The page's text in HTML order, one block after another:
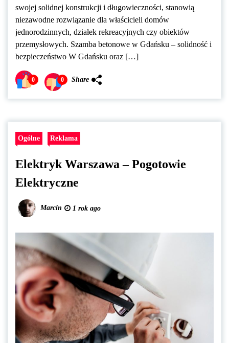
swojej solidnej konstrukcji i długowieczności, stanowią
niezawodne rozwiązanie dla właścicieli domów
jednorodzinnych, działek rekreacyjnych czy obiektów
przemysłowych. Szamba betonowe w Gdańsku – solidność i
bezpieczeństwo W Gdańsku oraz […]
0 0 Share
Ogólne Reklama
Elektryk Warszawa – Pogotowie
Elektryczne
Marcin 1 rok ago